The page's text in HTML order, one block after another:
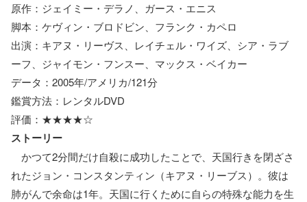
原作：ジェイミー・デラノ、ガース・エニス
脚本：ケヴィン・ブロドビン、フランク・カペロ
出演：キアヌ・リーヴス、レイチェル・ワイズ、シア・ラブ
ーフ、ジャイモン・フンスー、マックス・ベイカー
データ：2005年/アメリカ/121分
鑑賞方法：レンタルDVD
評価：★★★★☆
ストーリー
かつて2分間だけ自殺に成功したことで、天国行きを閉ざさ
れたジョン・コンスタンティン（キアヌ・リーブス）。彼は
肺がんで余命は1年。天国に行くために自らの特殊な能力を生